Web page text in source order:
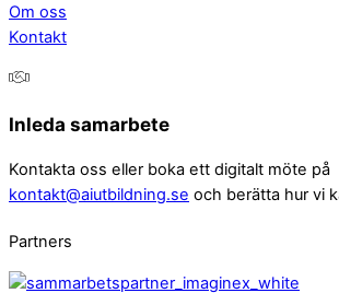
Om oss
Kontakt
Inleda samarbete
Kontakta oss eller boka ett digitalt möte på
kontakt@aiutbildning.se och berätta hur vi
Partners